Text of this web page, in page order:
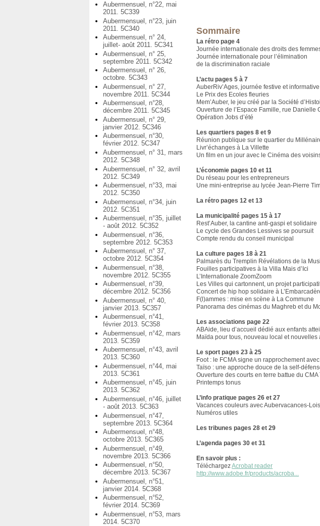
Aubermensuel, n°22, mai
2011. 5C339
Aubermensuel, n°23, juin
2011. 5C340
Aubermensuel, n° 24,
juillet- août 2011. 5C341
Aubermensuel, n° 25,
septembre 2011. 5C342
Aubermensuel, n° 26,
octobre. 5C343
Aubermensuel, n° 27,
novembre 2011. 5C344
Aubermensuel, n°28,
décembre 2011. 5C345
Aubermensuel, n° 29,
janvier 2012. 5C346
Aubermensuel, n°30,
février 2012. 5C347
Aubermensuel, n° 31, mars
2012. 5C348
Aubermensuel, n° 32, avril
2012. 5C349
Aubermensuel, n°33, mai
2012. 5C350
Aubermensuel, n°34, juin
2012. 5C351
Aubermensuel, n°35, juillet
- août 2012. 5C352
Aubermensuel, n°36,
septembre 2012. 5C353
Aubermensuel, n° 37,
octobre 2012. 5C354
Aubermensuel, n°38,
novembre 2012. 5C355
Aubermensuel, n°39,
décembre 2012. 5C356
Aubermensuel, n° 40,
janvier 2013. 5C357
Aubermensuel, n°41,
février 2013. 5C358
Aubermensuel, n°42, mars
2013. 5C359
Aubermensuel, n°43, avril
2013. 5C360
Aubermensuel, n°44, mai
2013. 5C361
Aubermensuel, n°45, juin
2013. 5C362
Aubermensuel, n°46, juillet
- août 2013. 5C363
Aubermensuel, n°47,
septembre 2013. 5C364
Aubermensuel, n°48,
octobre 2013. 5C365
Aubermensuel, n°49,
novembre 2013. 5C366
Aubermensuel, n°50,
décembre 2013. 5C367
Aubermensuel, n°51,
janvier 2014. 5C368
Aubermensuel, n°52,
février 2014. 5C369
Aubermensuel, n°53, mars
2014. 5C370
Sommaire
La rétro page 4
Journée internationale des droits des
Journée internationale pour l’élimination
de la discrimination raciale
L’actu pages 5 à 7
AuberRiv’Ages, journée festive et
Le Prix des Ecoles fleuries
Mem’Auber, le jeu créé par la Société
Ouverture de l’Espace Famille, rue Danielle
Opération Jobs d’été
Les quartiers pages 8 et 9
Réunion publique sur le quartier du
Livr’échanges à La Villette
Un film en un jour avec le Cinéma des
L’économie pages 10 et 11
Du réseau pour les entrepreneurs
Une mini-entreprise au lycée Jean-Pierre
La rétro pages 12 et 13
La municipalité pages 15 à 17
Rest’Auber, la cantine anti-gaspi et solidaire
Le cycle des Grandes Lessives se poursuit
Compte rendu du conseil municipal
La culture pages 18 à 21
Palmarès du Tremplin Révélations de la
Fouilles participatives à la Villa Mais d’Ici
L’Internationale ZoomZoom
Les Villes qui cartonnent, un projet
Concert de hip hop solidaire à
F(l)ammes : mise en scène à La Commune
Panorama des cinémas du Maghreb et du
Les associations page 22
ABAide, lieu d’accueil dédié aux enfants
Maïda pour tous, nouveau local et nouvelles
Le sport pages 23 à 25
Foot : le FCMA signe un rapprochement
Taïso : une approche douce de la self-
Ouverture des courts en terre battue du CMA
Printemps tonus
L’info pratique pages 26 et 27
Vacances couleurs avec Aubervacances-
Numéros utiles
Les tribunes pages 28 et 29
L’agenda pages 30 et 31
En savoir plus :
TéléchargezAcrobat reader
http://www.adobe.fr/products/acroba...